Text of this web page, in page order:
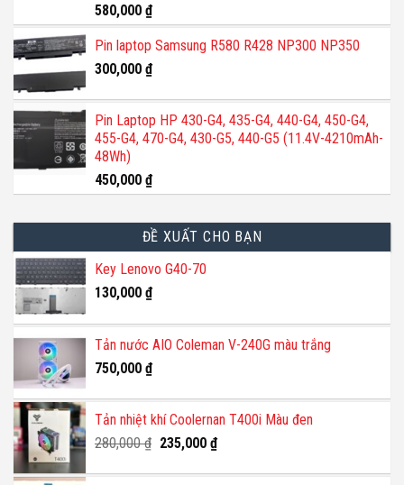
Được xếp
hạng5.00
5 sao
580,000 ₫
Pin laptop Samsung R580 R428 NP300 NP350
300,000 ₫
Pin Laptop HP 430-G4, 435-G4, 440-G4, 450-G4,
455-G4, 470-G4, 430-G5, 440-G5 (11.4V-4210mAh-
48Wh)
450,000 ₫
ĐỀ XUẤT CHO BẠN
Key Lenovo G40-70
130,000 ₫
Tản nước AIO Coleman V-240G màu trắng
750,000 ₫
Tản nhiệt khí Coolernan T400i Màu đen
280,000₫ Giá
235,000 ₫Giá